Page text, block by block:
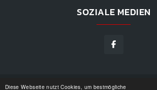
Diese Webseite nutzt Cookies, um bestmögliche
SOZIALE MEDIEN